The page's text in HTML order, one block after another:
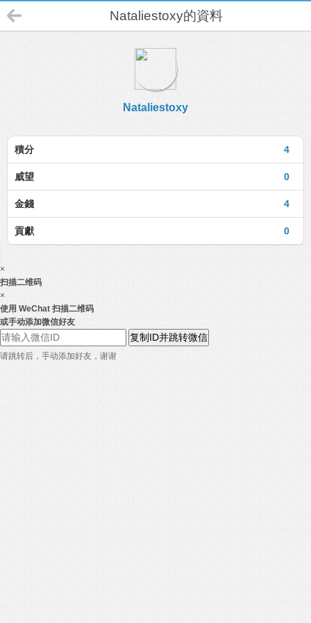
Nataliestoxy的資料
Nataliestoxy
4
積分
0
威望
4
金錢
0
貢獻
×
扫描二维码
×
使用 WeChat 扫描二维码
或手动添加微信好友
复制ID并跳转微信
请跳转后，手动添加好友，谢谢